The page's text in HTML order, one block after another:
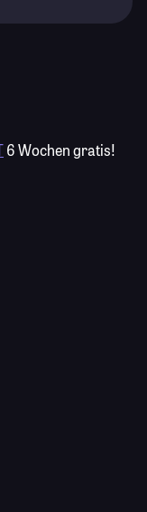
6 Wochen gratis!